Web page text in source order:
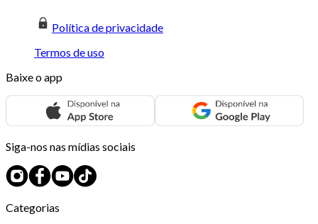
Política de privacidade
Termos de uso
Baixe o app
Siga-nos nas mídias sociais
Categorias